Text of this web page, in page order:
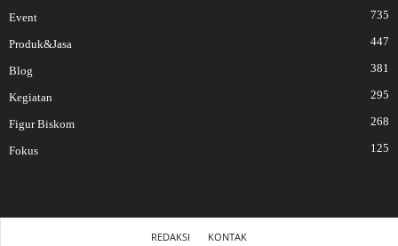
Event 735
Produk&Jasa 447
Blog 381
Kegiatan 295
Figur Biskom 268
Fokus 125
REDAKSI KONTAK